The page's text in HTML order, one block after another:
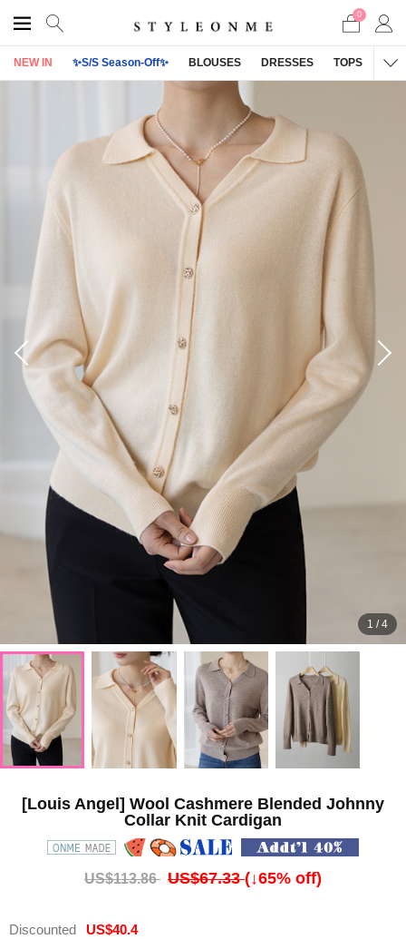
0
NEW IN ✨S/S Season-Off✨ BLOUSES DRESSES TOPS
1 /4
[Louis Angel] Wool Cashmere Blended Johnny
Collar Knit Cardigan
US$113.86 US$67.33(↓65% off)
Discounted
US$40.4